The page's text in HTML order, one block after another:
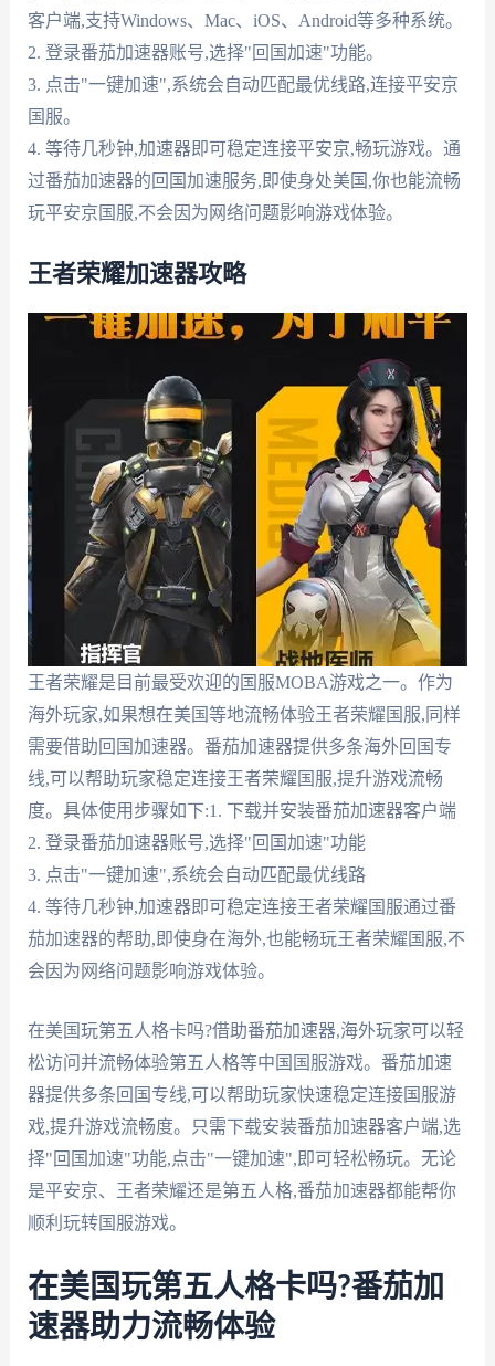
客户端,支持Windows、Mac、iOS、Android等多种系统。
2. 登录番茄加速器账号,选择"回国加速"功能。
3. 点击"一键加速",系统会自动匹配最优线路,连接平安京
国服。
4. 等待几秒钟,加速器即可稳定连接平安京,畅玩游戏。通
过番茄加速器的回国加速服务,即使身处美国,你也能流畅
玩平安京国服,不会因为网络问题影响游戏体验。
王者荣耀加速器攻略
王者荣耀是目前最受欢迎的国服MOBA游戏之一。作为
海外玩家,如果想在美国等地流畅体验王者荣耀国服,同样
需要借助回国加速器。番茄加速器提供多条海外回国专
线,可以帮助玩家稳定连接王者荣耀国服,提升游戏流畅
度。具体使用步骤如下:1. 下载并安装番茄加速器客户端
2. 登录番茄加速器账号,选择"回国加速"功能
3. 点击"一键加速",系统会自动匹配最优线路
4. 等待几秒钟,加速器即可稳定连接王者荣耀国服通过番
茄加速器的帮助,即使身在海外,也能畅玩王者荣耀国服,不
会因为网络问题影响游戏体验。
在美国玩第五人格卡吗?借助番茄加速器,海外玩家可以轻
松访问并流畅体验第五人格等中国国服游戏。番茄加速
器提供多条回国专线,可以帮助玩家快速稳定连接国服游
戏,提升游戏流畅度。只需下载安装番茄加速器客户端,选
择"回国加速"功能,点击"一键加速",即可轻松畅玩。无论
是平安京、王者荣耀还是第五人格,番茄加速器都能帮你
顺利玩转国服游戏。
在美国玩第五人格卡吗?番茄加
速器助力流畅体验